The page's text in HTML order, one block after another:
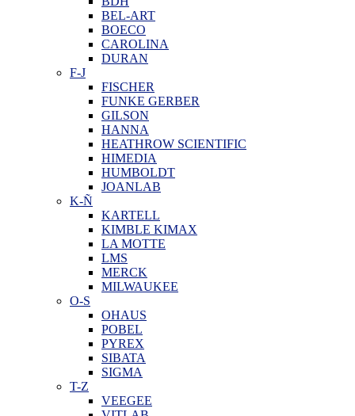
BEL-ART
BOECO
CAROLINA
DURAN
F-J
FISCHER
FUNKE GERBER
GILSON
HANNA
HEATHROW SCIENTIFIC
HIMEDIA
HUMBOLDT
JOANLAB
K-Ñ
KARTELL
KIMBLE KIMAX
LA MOTTE
LMS
MERCK
MILWAUKEE
O-S
OHAUS
POBEL
PYREX
SIBATA
SIGMA
T-Z
VEEGEE